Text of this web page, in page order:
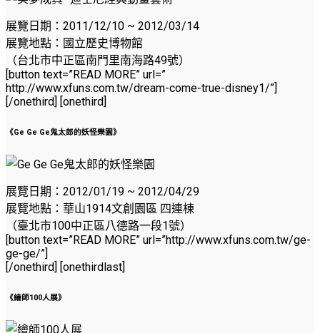
展覽日期：2011/12/10 ~ 2012/03/14
展覽地點：國立歷史博物館
（台北市中正區南門里南海路49號）
[button text=”READ MORE” url=”
http://www.xfuns.com.tw/dream-come-true-disney1/”]
[/onethird] [onethird]
《Ge Ge Ge鬼太郎的妖怪樂園》
展覽日期：2012/01/19 ~ 2012/04/29
展覽地點：華山1914文創園區 四連棟
（臺北市100中正區八德路一段1號）
[button text=”READ MORE” url=”http://www.xfuns.com.tw/ge-
ge-ge/”]
[/onethird] [onethirdlast]
《繪師100人展》